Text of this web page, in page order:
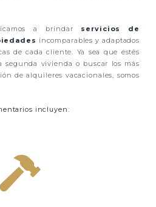
a brindar servicios de
incomparables y adaptados
de cada cliente. Ya sea que estés
segunda vivienda o buscar los más
de alquileres vacacionales, somos
incluyen:
